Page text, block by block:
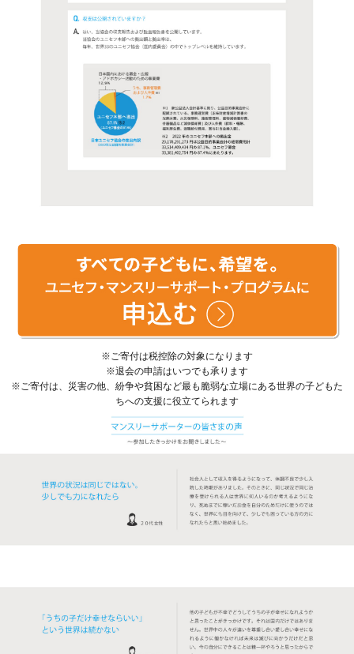
※ご寄付は税控除の対象になります
※退会の申請はいつでも承ります
※ご寄付は、災害の他、紛争や貧困など最も脆弱な立場にある世界の子どもた
ちへの支援に役立てられます